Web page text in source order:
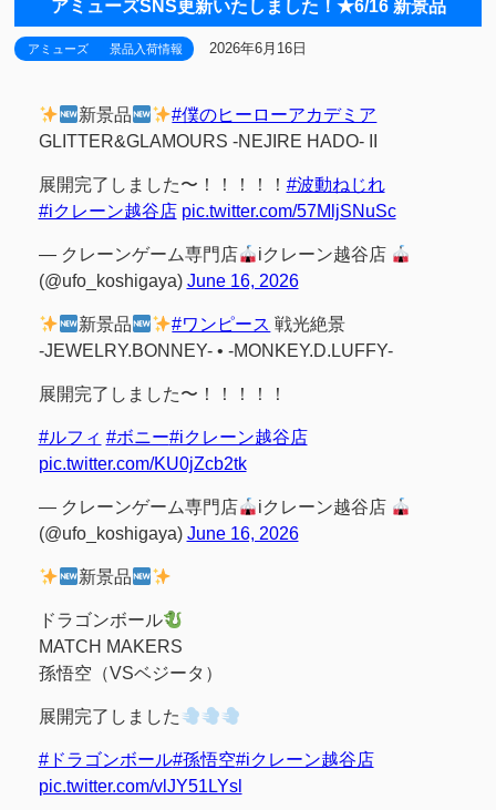
アミューズSNS更新いたしました！★6/16 新景品
アミューズ 景品入荷情報 2026年6月16日
新景品
#僕のヒーローアカデミア
GLITTER&GLAMOURS -NEJIRE HADO- II
展開完了しました〜！！！！！ #波動ねじれ
#iクレーン越谷店 pic.twitter.com/57MljSNuSc
— クレーンゲーム専門店
iクレーン越谷店
(@ufo_koshigaya) June 16, 2026
新景品 #ワンピース 戦光絶景
-JEWELRY.BONNEY- • -MONKEY.D.LUFFY-
展開完了しました〜！！！！！
#ルフィ #ボニー#iクレーン越谷店
pic.twitter.com/KU0jZcb2tk
— クレーンゲーム専門店
iクレーン越谷店
(@ufo_koshigaya) June 16, 2026
新景品
ドラゴンボール
MATCH MAKERS
孫悟空（VSベジータ）
展開完了しました
#ドラゴンボール#孫悟空#iクレーン越谷店
pic.twitter.com/vlJY51LYsl